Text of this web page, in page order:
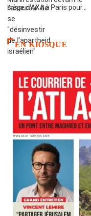
siège d’AXA à Paris pour…
EN KIOSQUE